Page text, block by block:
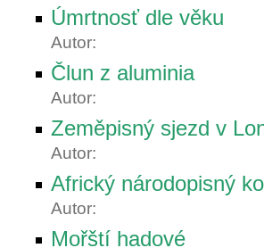
Úmrtnosť dle věku
Autor:
Člun z aluminia
Autor:
Zeměpisný sjezd v
Autor:
Africký národopisný
Autor:
Mořští hadové